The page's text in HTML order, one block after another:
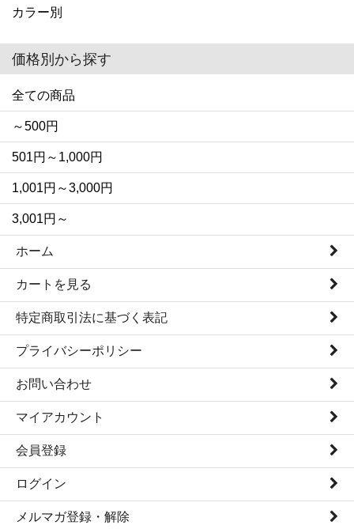
カラー別
価格別から探す
全ての商品
～500円
501円～1,000円
1,001円～3,000円
3,001円～
ホーム
カートを見る
特定商取引法に基づく表記
プライバシーポリシー
お問い合わせ
マイアカウント
会員登録
ログイン
メルマガ登録・解除